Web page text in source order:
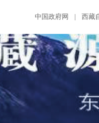
中国政府网 西藏